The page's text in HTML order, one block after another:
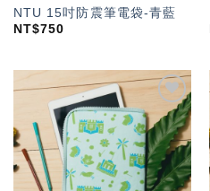
NTU 15吋防震筆電袋-青藍
NT$750
加入
「願
望輕
單」